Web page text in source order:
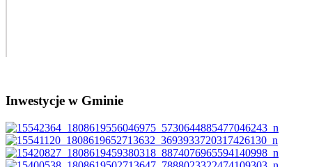
Inwestycje w Gminie